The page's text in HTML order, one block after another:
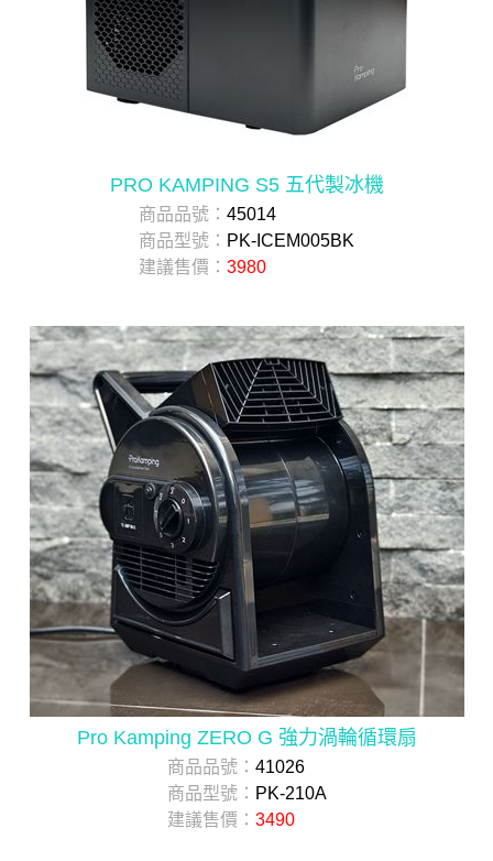
PRO KAMPING S5 五代製冰機
商品品號： 45014
商品型號： PK-ICEM005BK
建議售價： 3980
Pro Kamping ZERO G 強力渦輪循環扇
商品品號： 41026
商品型號： PK-210A
建議售價： 3490